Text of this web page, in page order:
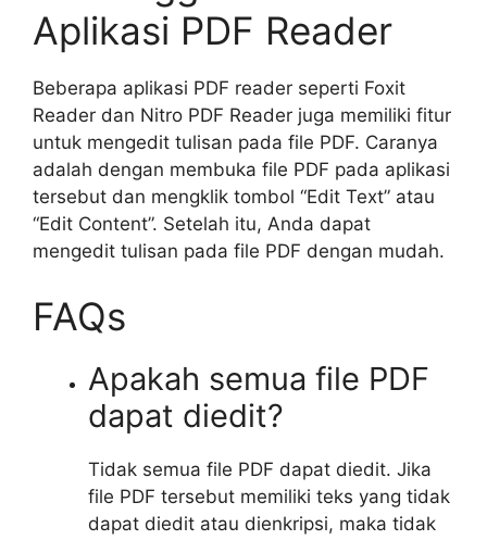
Aplikasi PDF Reader
Beberapa aplikasi PDF reader seperti Foxit
Reader dan Nitro PDF Reader juga memiliki fitur
untuk mengedit tulisan pada file PDF. Caranya
adalah dengan membuka file PDF pada aplikasi
tersebut dan mengklik tombol “Edit Text” atau
“Edit Content”. Setelah itu, Anda dapat
mengedit tulisan pada file PDF dengan mudah.
FAQs
Apakah semua file PDF
dapat diedit?
Tidak semua file PDF dapat diedit. Jika
file PDF tersebut memiliki teks yang tidak
dapat diedit atau dienkripsi, maka tidak